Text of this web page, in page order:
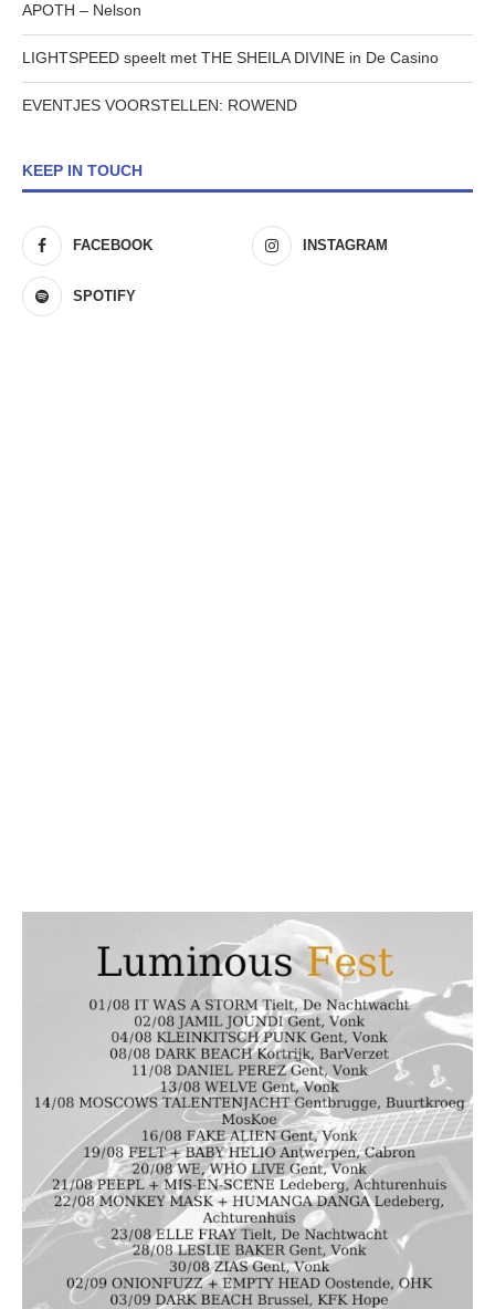
APOTH – Nelson
LIGHTSPEED speelt met THE SHEILA DIVINE in De Casino
EVENTJES VOORSTELLEN: ROWEND
KEEP IN TOUCH
FACEBOOK INSTAGRAM
SPOTIFY